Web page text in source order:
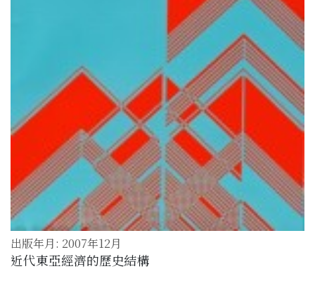
出版年月: 2007年12月
近代東亞經濟的歷史結構